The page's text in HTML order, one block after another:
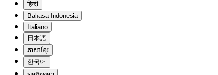
हिन्दी
Bahasa Indonesia
Italiano
日本語
ភាសាខ្មែរ
한국어